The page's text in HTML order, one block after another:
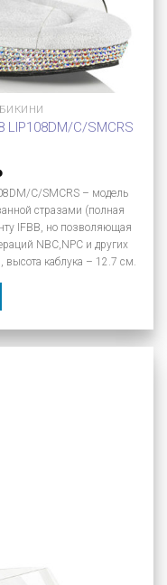
LIP108DM/C/SMCRS
C/SMCRS – модель
стразами (полная
IFBB, но позволяющая
NBC,NPC и других
каблука – 12.7 см.